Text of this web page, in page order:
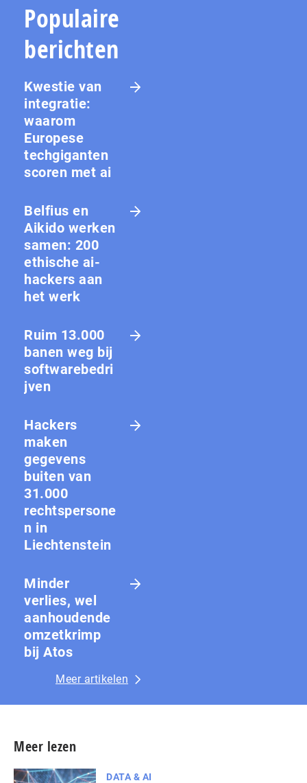
Populaire
berichten
Kwestie van
integratie:
waarom
Europese
techgiganten
scoren met ai
Belfius en
Aikido werken
samen: 200
ethische ai-
hackers aan
het werk
Ruim 13.000
banen weg bij
softwarebedri
jven
Hackers
maken
gegevens
buiten van
31.000
rechtspersone
n in
Liechtenstein
Minder
verlies, wel
aanhoudende
omzetkrimp
bij Atos
Meer artikelen
Meer lezen
DATA & AI